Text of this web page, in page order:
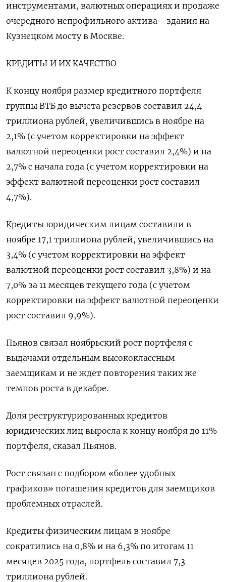
инструментами, валютных операциях и продаже
очередного ​непрофильного актива - здания на
Кузнецком мосту в Москве.
КРЕДИТЫ И ИХ КАЧЕСТВО
К концу ноября размер кредитного портфеля
группы ВТБ до вычета резервов составил 24,4
триллиона рублей, увеличившись в ноябре на
2,1% (с учетом корректировки ⁠на эффект
валютной переоценки рост составил 2,4%) и на
2,‍7% с начала года (с учетом корректировки на
эффект валютной переоценки рост составил
4,7%).
Кредиты юридическим лицам составили в
‌ноябре 17,1 триллиона рублей, увеличившись на
3,4% (с учетом корректировки на эффект
валютной переоценки рост составил 3,8%) и на
7,0% за 11 месяцев текущего года (с учетом
корректировки на эффект валютной переоценки
рост составил 9,9%).
Пьянов связал ноябрьский рост портфеля с
выдачами отдельным высококлассным
заемщикам и не ждет повторения таких же
темпов роста в декабре.
Доля реструктурированных кредитов
юридических лиц выросла к концу ноября до 11%
портфеля, сказал Пьянов.
Рост связан с подбором «более удобных
графиков» погашения кредитов для заемщиков
проблемных отраслей.
Кредиты физическим лицам в ‍ноябре
сократились на 0,8% и ‍на 6,3% по итогам 11
месяцев 2025 года, портфель составил 7,3
триллиона рублей.